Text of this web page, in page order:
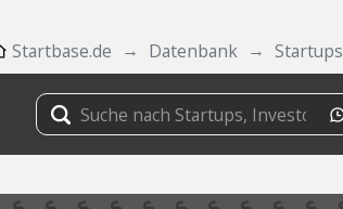
Startbase.de Datenbank Startups